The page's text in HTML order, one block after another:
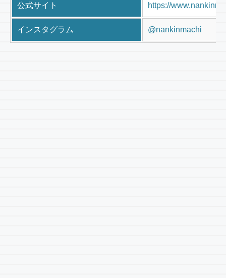
公式サイト https://
インスタグラム @nankinmachi